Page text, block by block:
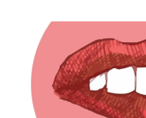
ปัญหาในเขต